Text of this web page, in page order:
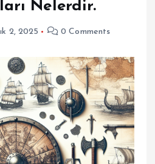
Nelerdir.
2, 2025 0 Comments